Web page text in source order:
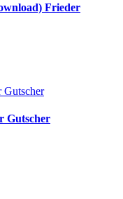
Frieder
Gutscher